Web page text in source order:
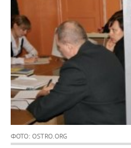
ФОТО: OSTRO.ORG